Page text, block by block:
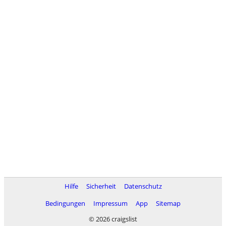
Hilfe Sicherheit
Datenschutz
Bedingungen
Impressum App
Sitemap
© 2026 craigslist